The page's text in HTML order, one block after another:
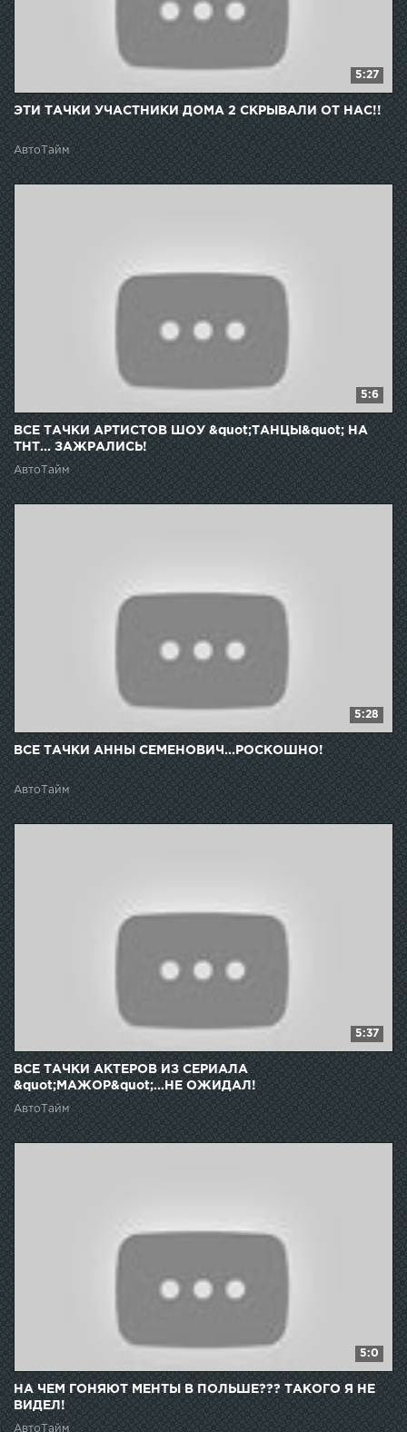
5:27
ЭТИ ТАЧКИ УЧАСТНИКИ ДОМА 2 СКРЫВАЛИ ОТ НАС!!
АвтоТайм
5:6
ВСЕ ТАЧКИ АРТИСТОВ ШОУ &quot;ТАНЦЫ&quot; НА
ТНТ... ЗАЖРАЛИСЬ!
АвтоТайм
5:28
ВСЕ ТАЧКИ АННЫ СЕМЕНОВИЧ...РОСКОШНО!
АвтоТайм
5:37
ВСЕ ТАЧКИ АКТЕРОВ ИЗ СЕРИАЛА
&quot;МАЖОР&quot;...НЕ ОЖИДАЛ!
АвтоТайм
5:0
НА ЧЕМ ГОНЯЮТ МЕНТЫ В ПОЛЬШЕ??? ТАКОГО Я НЕ
ВИДЕЛ!
АвтоТайм